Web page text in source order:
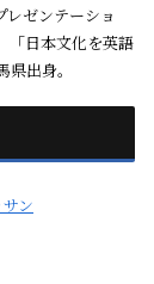
ゼンテーショ
「日本文化を英語
出身。
ン